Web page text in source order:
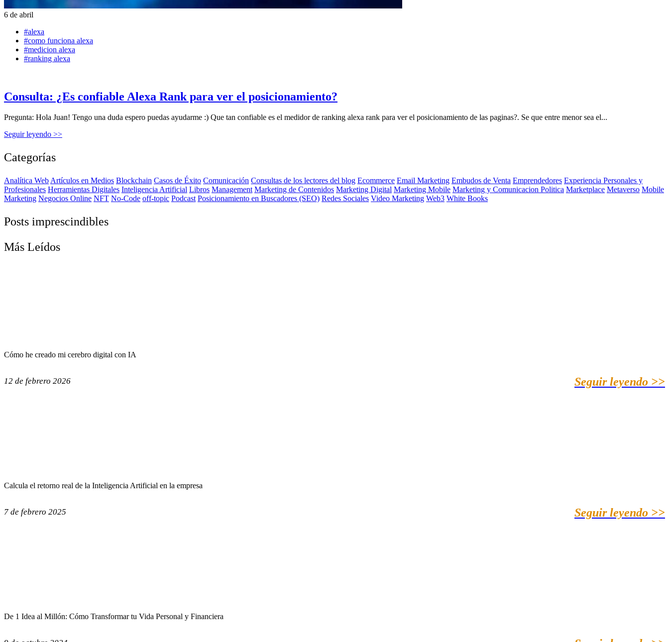
6 de abril
#alexa
#como funciona alexa
#medicion alexa
#ranking alexa
Consulta: ¿Es confiable Alexa Rank para ver el posicionamiento?
Pregunta: Hola Juan! Tengo una duda espero puedas ayudarme :) Que tan confiable es el medidor de ranking alexa rank para ver el posicionamiento de las paginas?. Se que entre menor sea el...
Seguir leyendo >>
Categorías
Analítica WebArtículos en Medios Blockchain Casos de Éxito Comunicación Consultas de los lectores del blog Ecommerce Email Marketing Embudos de Venta Emprendedores Experiencia Personales y
Profesionales Herramientas Digitales Inteligencia Artificial Libros Management Marketing de Contenidos Marketing Digital Marketing Mobile Marketing y Comunicacion Politica Marketplace Metaverso Mobile
Marketing Negocios Online NFT No-Code off-topic Podcast Posicionamiento en Buscadores (SEO) Redes Sociales Video Marketing Web3 White Books
Posts imprescindibles
Más Leídos
Cómo he creado mi cerebro digital con IA
12 de febrero 2026 Seguir leyendo >>
Calcula el retorno real de la Inteligencia Artificial en la empresa
7 de febrero 2025 Seguir leyendo >>
De 1 Idea al Millón: Cómo Transformar tu Vida Personal y Financiera